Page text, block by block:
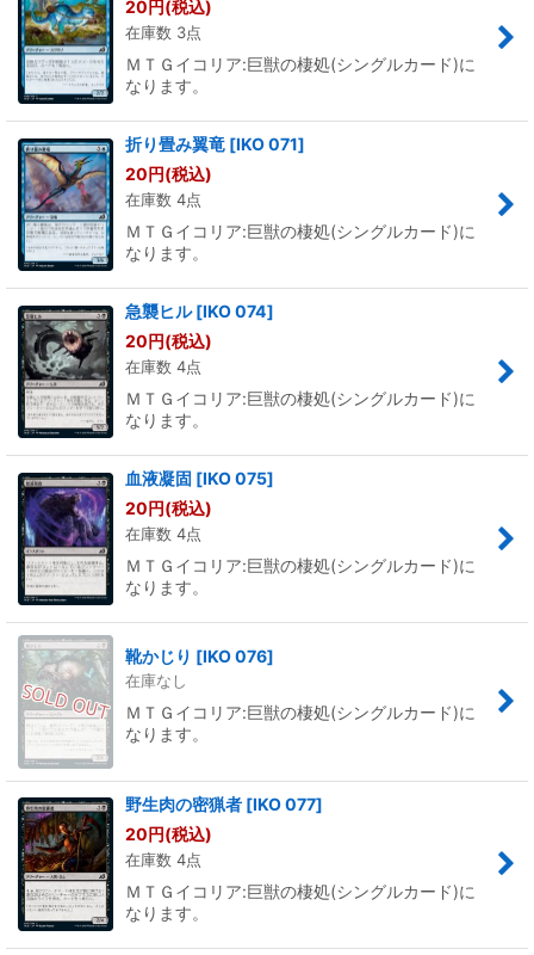
20 円(税込)
在庫数 3点
ＭＴＧイコリア:巨獣の棲処(シングルカード)に
なります。
折り畳み翼竜 [IKO 071]
20円(税込)
在庫数 4点
ＭＴＧイコリア:巨獣の棲処(シングルカード)に
なります。
急襲ヒル [IKO 074]
20円(税込)
在庫数 4点
ＭＴＧイコリア:巨獣の棲処(シングルカード)に
なります。
血液凝固 [IKO 075]
20円(税込)
在庫数 4点
ＭＴＧイコリア:巨獣の棲処(シングルカード)に
なります。
靴かじり [IKO 076]
在庫なし
ＭＴＧイコリア:巨獣の棲処(シングルカード)に
なります。
野生肉の密猟者 [IKO 077]
20円(税込)
在庫数 4点
ＭＴＧイコリア:巨獣の棲処(シングルカード)に
なります。